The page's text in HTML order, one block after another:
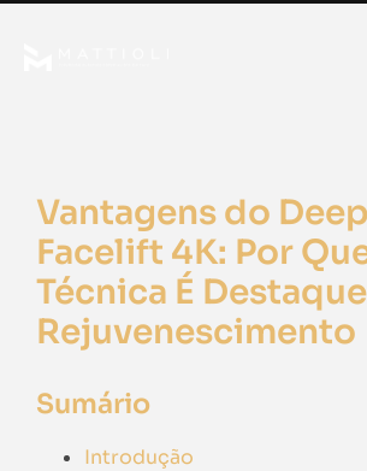
Vantagens do
Facelift 4K: Por
Técnica É
Rejuvenescimento
Sumário
Introdução